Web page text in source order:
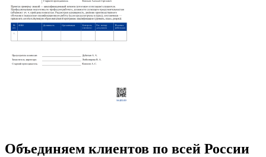
Объединяем клиентов по всей России